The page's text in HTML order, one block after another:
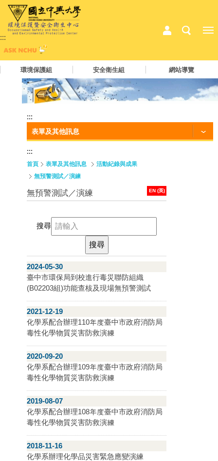
:::
環境保護組 安全衛生組 網站導覽
:::
表單及其他訊息
:::
首頁 表單及其他訊息
活動紀錄與成果
無預警測試／演練
EN (英)
無預警測試／演練
搜尋
2024-05-30
臺中市環保局到校進行毒災聯防組織
(B02203組)功能查核及現場無預警測試
2021-12-19
化學系配合辦理110年度臺中市政府消防局
毒性化學物質災害防救演練
2020-09-20
化學系配合辦理109年度臺中市政府消防局
毒性化學物質災害防救演練
2019-08-07
化學系配合辦理108年度臺中市政府消防局
毒性化學物質災害防救演練
2018-11-16
化學系辦理化學品災害緊急應變演練